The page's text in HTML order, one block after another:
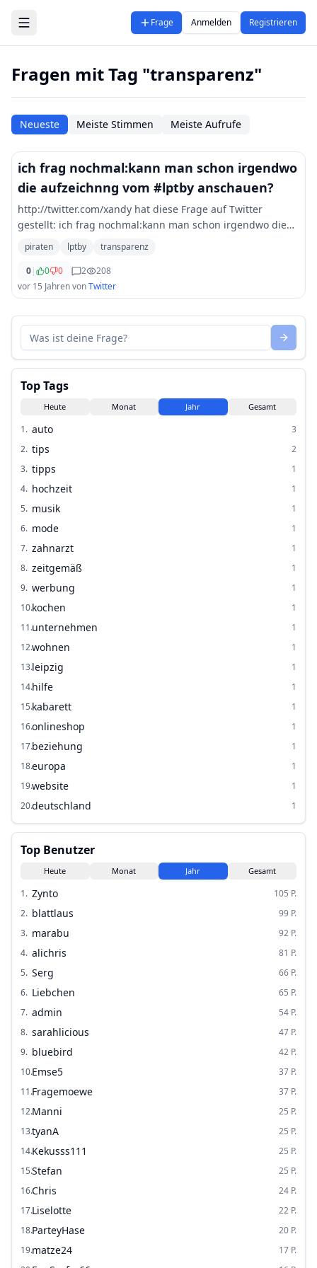
Zum Hauptinhalt springen
Frage Anmelden Registrieren
Fragen mit Tag "transparenz"
Neueste Meiste Stimmen Meiste Aufrufe
ich frag nochmal:kann man schon irgendwo
die aufzeichnng vom #lptby anschauen?
http://twitter.com/xandy hat diese Frage auf Twitter
gestellt: ich frag nochmal:kann man schon irgendwo die
aufzeichnng vom lptby anschauen? piraten transparenz
followerpower
piraten lptby
transparenz
0| 0 0 2
208
vor 15 JahrenvonTwitter
Top Tags
Heute Monat Jahr Gesamt
1. auto
3
2. tips
2
3. tipps
1
4. hochzeit
1
5. musik
1
6. mode
1
7. zahnarzt
1
8. zeitgemäß
1
9. werbung
1
10.kochen
1
11.unternehmen
1
12.wohnen
1
13.leipzig
1
14.hilfe
1
15.kabarett
1
16.onlineshop
1
17.beziehung
1
18.europa
1
19.website
1
20.deutschland 1
Top Benutzer
Heute Monat Jahr Gesamt
1. Zynto 105 P.
2. blattlaus 99 P.
3. marabu 92 P.
4. alichris 81 P.
5. Serg 66 P.
6. Liebchen 65 P.
7. admin 54 P.
8. sarahlicious 47 P.
9. bluebird 42 P.
10.Emse5 37 P.
11.Fragemoewe 37 P.
12.Manni 25 P.
13.tyanA 25 P.
14.Kekusss111 25 P.
15.Stefan 25 P.
16.Chris 24 P.
17.Liselotte 22 P.
18.ParteyHase 20 P.
19.matze24 17 P.